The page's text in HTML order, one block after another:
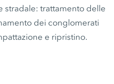
stradale: trattamento delle
dei conglomerati
e ripristino.